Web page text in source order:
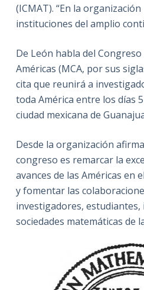
(ICMAT). “En la
instituciones del amplio
De León habla del
Américas (MCA, por sus
cita que reunirá a
toda América entre los días
ciudad mexicana de
Desde la organización
congreso es remarcar la
avances de las Américas en
y fomentar las
investigadores,
sociedades matemáticas de